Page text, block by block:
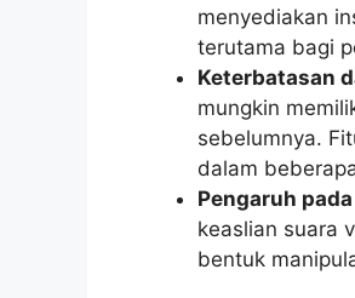
menyediakan
terutama bagi
Keterbatasan
mungkin
sebelumnya.
dalam
Pengaruh
keaslian suara
bentuk